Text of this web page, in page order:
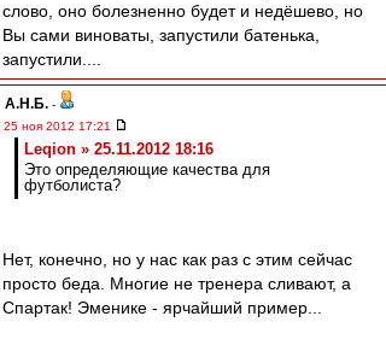
слово, оно болезненно будет и недёшево, но
Вы сами виноваты, запустили батенька,
запустили....
А.Н.Б. -
25 ноя 2012 17:21
Leqion » 25.11.2012 18:16
Это определяющие качества для
футболиста?
Нет, конечно, но у нас как раз с этим сейчас
просто беда. Многие не тренера сливают, а
Спартак! Эменике - ярчайший пример...